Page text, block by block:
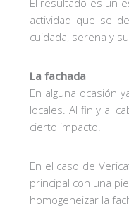
El resultado es un
actividad que se
cuidada, serena y
La fachada
En alguna ocasión
locales. Al fin y al
cierto impacto.
En el caso de
principal con una
homogeneizar la